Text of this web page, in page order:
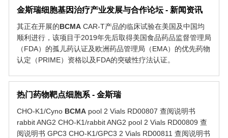
金斯瑞细胞基因治疗产业发展与合作论坛 - 新闻资讯
其正在开展的BCMA CAR-T产品的临床试验在美国及中国均
顺利进行，该项目于2019年先后取得美国食品药品监督管理局
（FDA）的孤儿药认证及欧洲药品管理局（EMA）的优先药物
认定（PRIME）资格以及FDA的突破性疗法认证。
热门药物靶点细胞系 - 金斯瑞
CHO-K1/Cyno BCMA pool 2 Vials RD00807 查阅说明书
rabbit ANG2 CHO-K1/rabbit ANG2 pool 2 Vials RD00809 查
阅说明书 GPC3 CHO-K1/GPC3 2 Vials RD00811 查阅说明书